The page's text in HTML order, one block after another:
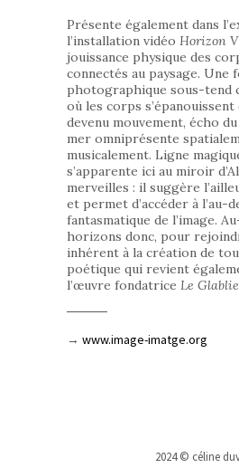
Présente également dans
l’installation vidéo Horizon V
jouissance physique des
connectés au paysage. Une
photographique sous-tend
où les corps
devenu mouvement, écho
mer omniprésente
musicalement. Ligne
s’apparente ici au miroir
merveilles : il suggère
et permet d’accéder à l’au-
fantasmatique de l’image.
horizons donc, pour
inhérent à la création de
poétique qui revient
l’œuvre fondatrice Le
→ www.image-imatge.org
2024 © céline